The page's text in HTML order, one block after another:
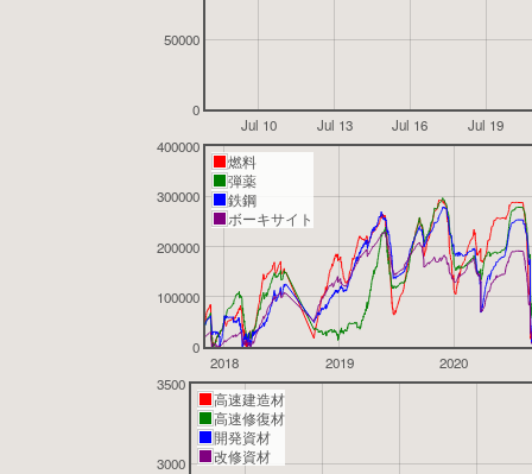
Jul 10 Jul 13 Jul 16 Jul 19
0
50000
2018 2019 2020
0
100000
200000
300000
400000
燃料
弾薬
鉄鋼
ボーキサイト
3000
3500
高速建造材
高速修復材
開発資材
改修資材